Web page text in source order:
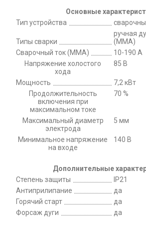
Основные
Тип устройства
Типы сварки
ручная
(MMA)
Сварочный ток (MMA)
10-190 А
Напряжение холостого
хода
85 В
Мощность
7,2 кВт
Продолжительность
включения при
максимальном токе
70 %
Максимальный диаметр
электрода
5 мм
Минимальное напряжение
на входе
140 В
Дополнительные
Степень защиты
IP21
Антиприлипание
да
Горячий старт
да
Форсаж дуги
да